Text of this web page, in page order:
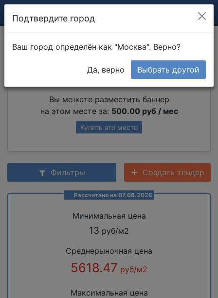
Вязка арматуры
Вы можете разместить баннер
на этом месте за: 500.00 руб / мес
Купить это место
Фильтры Создать тендер
Рассчитано на 07.08.2026
Минимальная цена
13 руб/м2
Среднерыночная цена
5618.47 руб/м2
Максимальная цена
Подтвердите город
Ваш город определён как "Москва". Верно?
Да, верно Выбрать другой